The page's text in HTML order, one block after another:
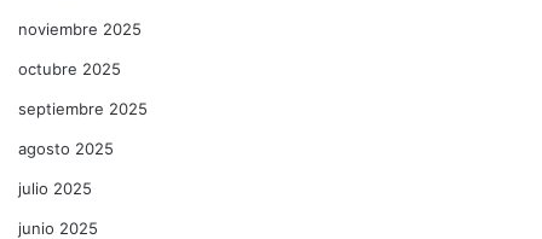
noviembre 2025
octubre 2025
septiembre 2025
agosto 2025
julio 2025
junio 2025